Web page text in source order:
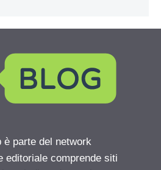
parte del network
editoriale comprende siti